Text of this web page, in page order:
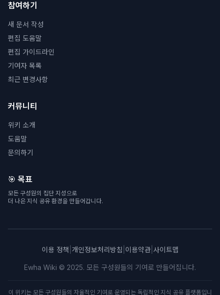
참여하기
새 문서 작성
편집 도움말
편집 가이드라인
기여자 목록
최근 변경사항
커뮤니티
위키 소개
도움말
문의하기
🎯 목표
모든 구성원의 집단 지성으로
더 나은 지식 공유 환경을 만들어갑니다.
이용 정책 개인정보처리방침 이용약관| 사이트맵
Ewha Wiki © 2025. 모든 구성원들의 기여로 만들어집니다.
이 위키는 모든 구성원들의 자율적인 기여로 운영되는 독립적인 지식 공유 플랫폼입니